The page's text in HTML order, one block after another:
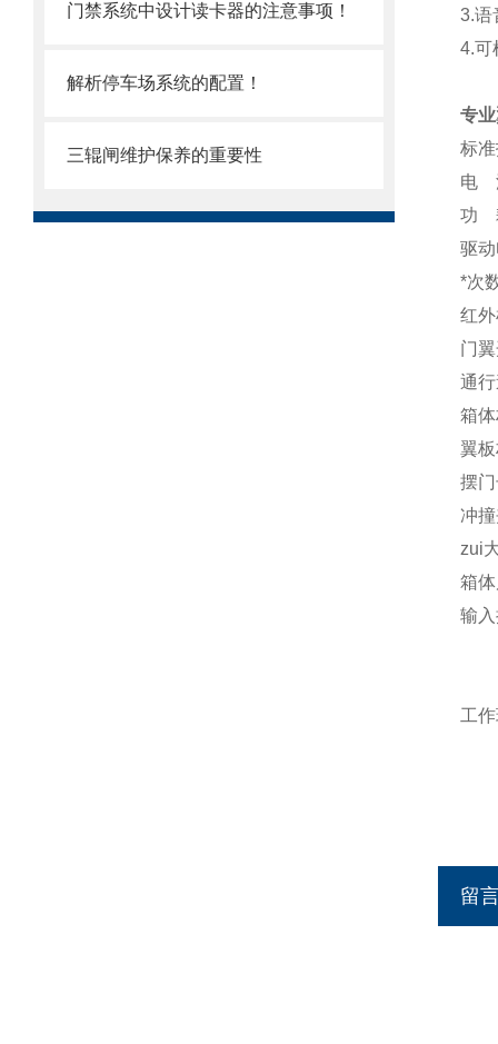
门禁系统中设计读卡器的注意事项！
解析停车场系统的配置！
三辊闸维护保养的重要性
3.语
4.可
专
标
电
功
驱
*次
红
门
通
箱
翼
摆
冲
zui
箱
输
工
留